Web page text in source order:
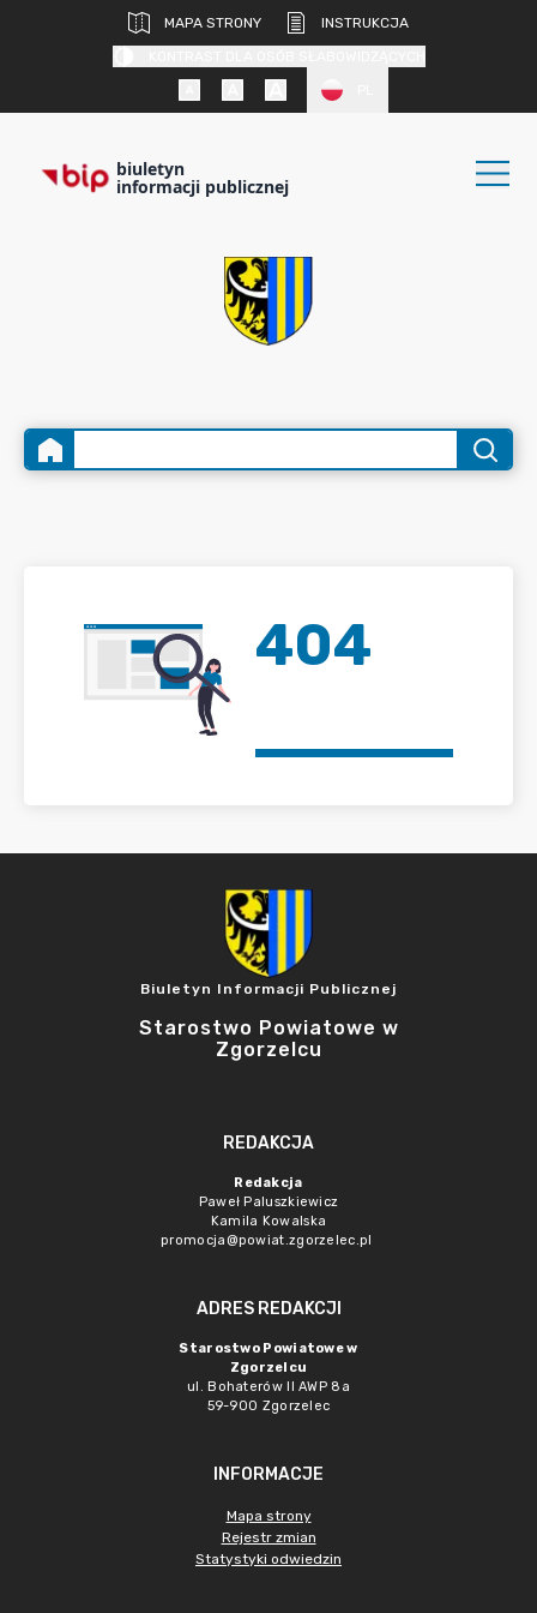
MAPA STRONY
INSTRUKCJA
biuletyn
informacji publicznej
404
Biuletyn Informacji Publicznej
Starostwo Powiatowe w
Zgorzelcu
REDAKCJA
Redakcja
Paweł Paluszkiewicz
Kamila Kowalska
promocja@powiat.zgorzelec.pl
ADRES REDAKCJI
Starostwo Powiatowe w
Zgorzelcu
ul. Bohaterów II AWP 8a
59-900 Zgorzelec
INFORMACJE
Mapa strony
Rejestr zmian
Statystyki odwiedzin